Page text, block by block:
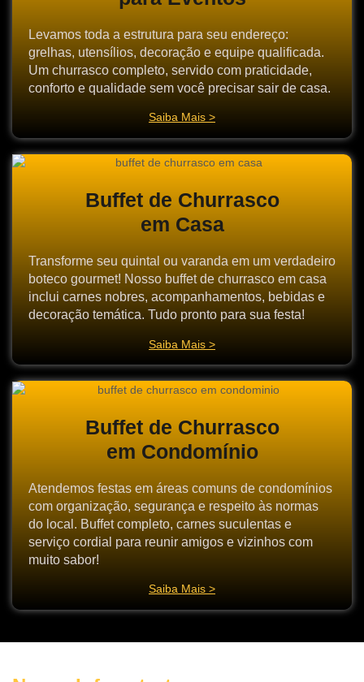
Levamos toda a estrutura para seu endereço:
grelhas, utensílios, decoração e equipe qualificada.
Um churrasco completo, servido com praticidade,
conforto e qualidade sem você precisar sair de casa.
Saiba Mais >
Buffet de Churrasco
em Casa
Transforme seu quintal ou varanda em um verdadeiro
boteco gourmet! Nosso buffet de churrasco em casa
inclui carnes nobres, acompanhamentos, bebidas e
decoração temática. Tudo pronto para sua festa!
Saiba Mais >
Buffet de Churrasco
em Condomínio
Atendemos festas em áreas comuns de condomínios
com organização, segurança e respeito às normas
do local. Buffet completo, carnes suculentas e
serviço cordial para reunir amigos e vizinhos com
muito sabor!
Saiba Mais >